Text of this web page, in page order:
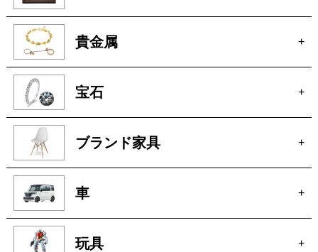
貴金属 +
宝石 +
ブランド家具 +
車 +
玩具 +